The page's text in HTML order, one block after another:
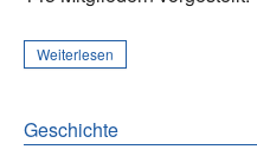
Weiterlesen
Geschichte